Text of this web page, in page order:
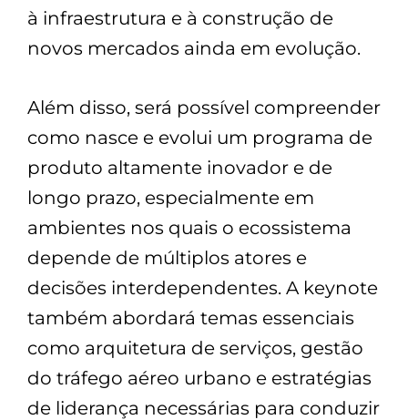
à infraestrutura e à construção de
novos mercados ainda em evolução.
Além disso, será possível compreender
como nasce e evolui um programa de
produto altamente inovador e de
longo prazo, especialmente em
ambientes nos quais o ecossistema
depende de múltiplos atores e
decisões interdependentes. A keynote
também abordará temas essenciais
como arquitetura de serviços, gestão
do tráfego aéreo urbano e estratégias
de liderança necessárias para conduzir